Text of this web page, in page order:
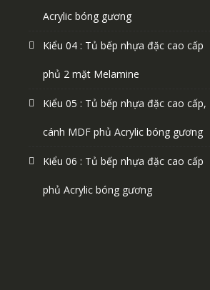
Acrylic bóng gương
Kiểu 04 : Tủ bếp nhựa đặc cao cấp
phủ 2 mặt Melamine
Kiểu 05 : Tủ bếp nhựa đặc cao cấp,
cánh MDF phủ Acrylic bóng gương
Kiểu 06 : Tủ bếp nhựa đặc cao cấp
phủ Acrylic bóng gương